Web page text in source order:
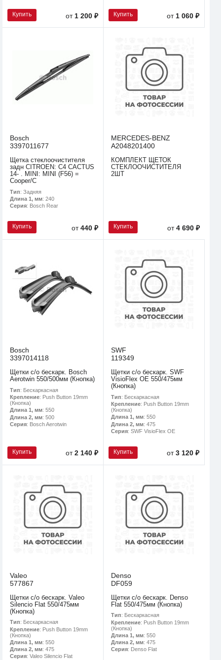
Купить от 1 200 ₽ Купить от 1 060 ₽
Bosch
3397011677
Щетка стеклоочистителя
задн CITROEN: C4 CACTUS
14- . MINI: MINI (F56) =
Cooper/C
Тип: Задняя
Длина 1, мм: 240
Серия: Bosch Rear
Купить от440 ₽
MERCEDES-BENZ
A2048201400
КОМПЛЕКТ ЩЕТОК
СТЕКЛООЧИСТИТЕЛЯ
2ШТ
Купить от4 690 ₽
Bosch
3397014118
Щетки с/о бескарк. Bosch
Aerotwin 550/500мм (Кнопка)
Тип: Бескаркасная
Крепление: Push Button 19mm
(Кнопка)
Длина 1, мм: 550
Длина 2, мм: 500
Серия: Bosch Aerotwin
Купить от2 140 ₽
SWF
119349
Щетки с/о бескарк. SWF
VisioFlex OE 550/475мм
(Кнопка)
Тип: Бескаркасная
Крепление: Push Button 19mm
(Кнопка)
Длина 1, мм: 550
Длина 2, мм: 475
Серия: SWF VisioFlex OE
Купить от3 120 ₽
Valeo
577867
Щетки с/о бескарк. Valeo
Silencio Flat 550/475мм
(Кнопка)
Тип: Бескаркасная
Крепление: Push Button 19mm
(Кнопка)
Длина 1, мм: 550
Длина 2, мм: 475
Серия: Valeo Silencio Flat
Denso
DF059
Щетки с/о бескарк. Denso
Flat 550/475мм (Кнопка)
Тип: Бескаркасная
Крепление: Push Button 19mm
(Кнопка)
Длина 1, мм: 550
Длина 2, мм: 475
Серия: Denso Flat